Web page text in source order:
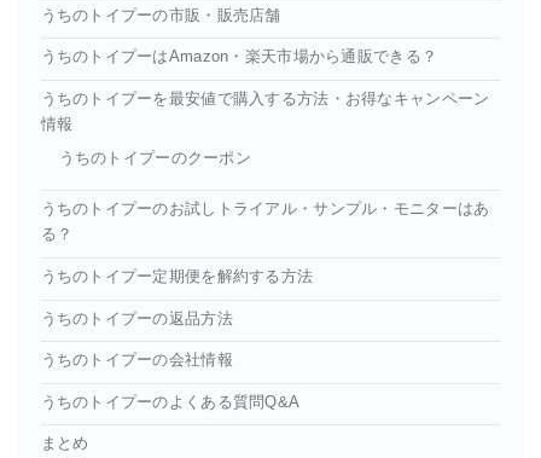
うちのトイプーの市販・販売店舗
うちのトイプーはAmazon・楽天市場から通販できる？
うちのトイプーを最安値で購入する方法・お得なキャンペーン
情報
うちのトイプーのクーポン
うちのトイプーのお試しトライアル・サンプル・モニターはあ
る？
うちのトイプー定期便を解約する方法
うちのトイプーの返品方法
うちのトイプーの会社情報
うちのトイプーのよくある質問Q&A
まとめ